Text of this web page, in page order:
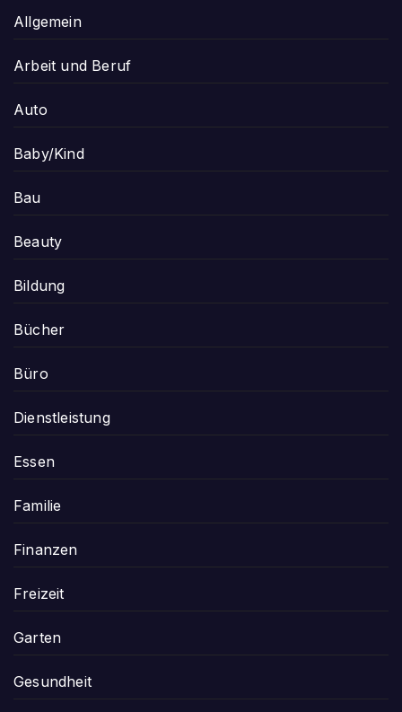
Allgemein
Arbeit und Beruf
Auto
Baby/Kind
Bau
Beauty
Bildung
Bücher
Büro
Dienstleistung
Essen
Familie
Finanzen
Freizeit
Garten
Gesundheit